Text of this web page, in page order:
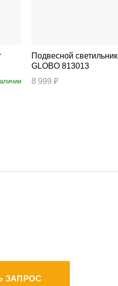
Подвесной светильник Lightstar
GLOBO 813013
8 999 ₽
ЗАПРОС